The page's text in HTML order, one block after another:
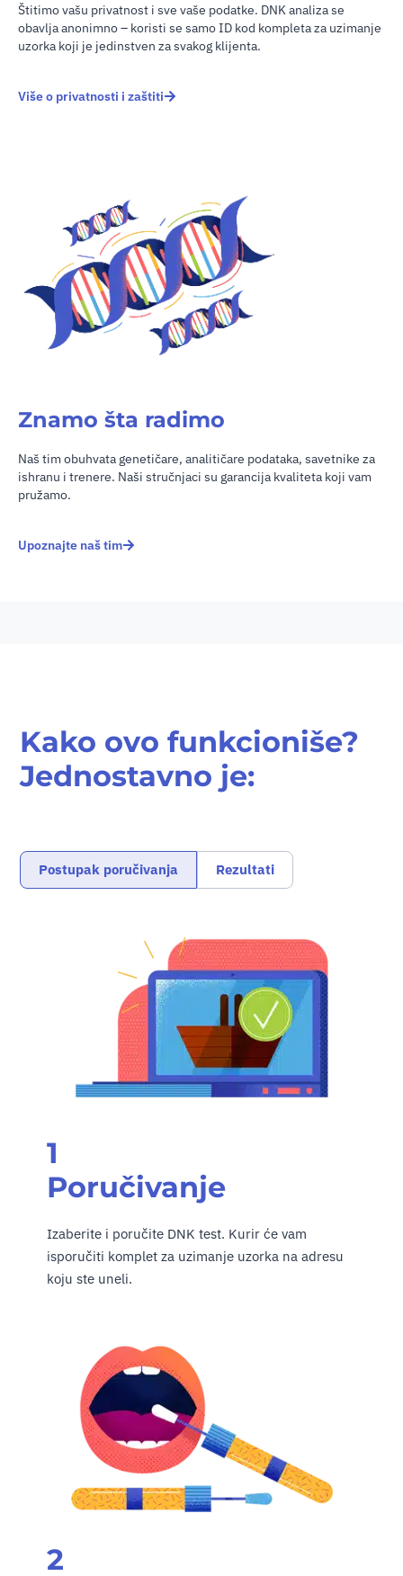
Štitimo vašu privatnost i sve vaše podatke. DNK analiza se
obavlja anonimno – koristi se samo ID kod kompleta za uzimanje
uzorka koji je jedinstven za svakog klijenta.
Više o privatnosti i zaštiti
Znamo šta radimo
Naš tim obuhvata genetičare, analitičare podataka, savetnike za
ishranu i trenere. Naši stručnjaci su garancija kvaliteta koji vam
pružamo.
Upoznajte naš tim
Kako ovo funkcioniše?
Jednostavno je:
Postupak poručivanja Rezultati
1
Poručivanje
Izaberite i poručite DNK test. Kurir će vam
isporučiti komplet za uzimanje uzorka na adresu
koju ste uneli.
2